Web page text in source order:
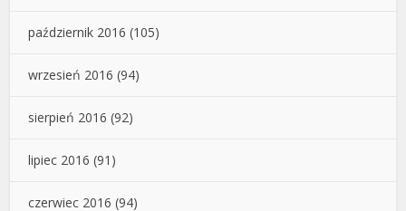
październik 2016 (105)
wrzesień 2016 (94)
sierpień 2016 (92)
lipiec 2016 (91)
czerwiec 2016 (94)